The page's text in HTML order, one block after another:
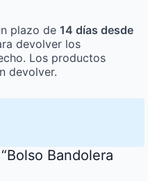
plazo de 14 días desde
devolver los
Los productos
devolver.
Bandolera